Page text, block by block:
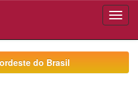
do Brasil